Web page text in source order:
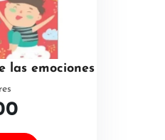
las emociones